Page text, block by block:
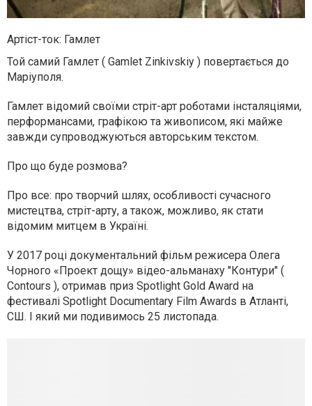
Артіст-ток: Гамлет
Той самий Гамлет ( Gamlet Zinkivskiy ) повертається до
Маріуполя.
Гамлет відомий своїми стріт-арт роботами інсталяціями,
перформансами, графікою та живописом, які майже
завжди супроводжуються авторським текстом.
Про що буде розмова?
Про все: про творчий шлях, особливості сучасного
мистецтва, стріт-арту, а також, можливо, як стати
відомим митцем в Україні.
У 2017 році документальний фільм режисера Олега
Чорного «Проект дощу» відео-альманаху "Контури" (
Contours ), отримав приз Spotlight Gold Award на
фестивалі Spotlight Documentary Film Awards в Атланті,
СШ. І який ми подивимось 25 листопада.